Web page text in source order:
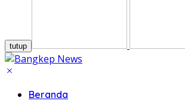
tutup
Beranda